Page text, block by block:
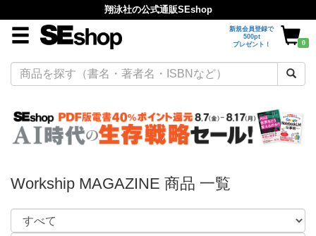
翔泳社の公式通販SEshop
新規会員登録で
500pt
プレゼント！
0
Workship MAGAZINE 商品 一覧